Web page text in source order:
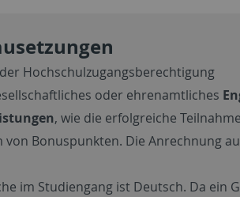
der Hochschulzugangsberechtigung
oder ehrenamtliches
, wie die erfolgreiche
Bonuspunkten. Die Anrechnung
im Studiengang ist Deutsch. Da ein